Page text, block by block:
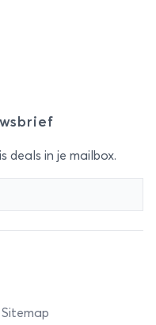
deals in je mailbox.
Sitemap